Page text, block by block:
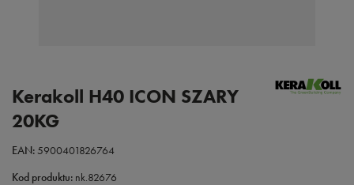
Kerakoll H40 ICON SZARY
20KG
EAN:5900401826764
Kod produktu: nk.82676